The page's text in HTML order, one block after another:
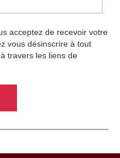
acceptez de recevoir votre
vous désinscrire à tout
travers les liens de